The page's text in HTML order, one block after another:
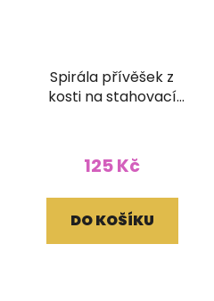
Spirála přívěšek z
kosti na stahovací
125 Kč
DO KOŠÍKU